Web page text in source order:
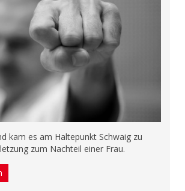
kam es am Haltepunkt Schwaig zu
zum Nachteil einer Frau.